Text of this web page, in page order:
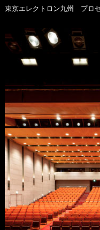
東京エレクトロン九州 プロ